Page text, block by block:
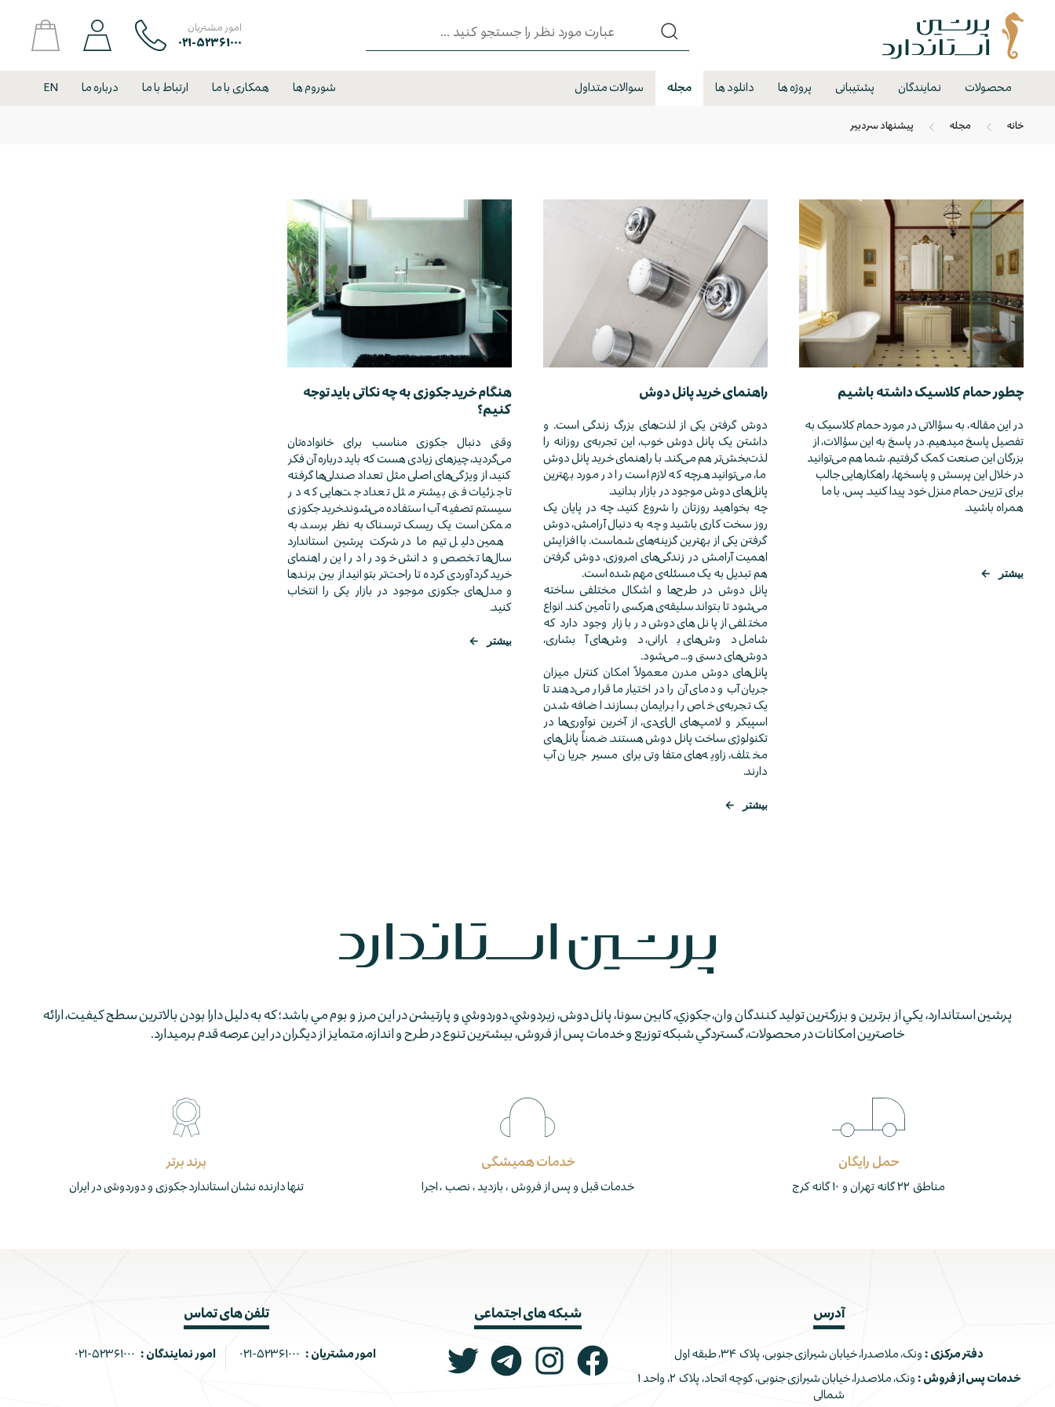
امور مشتریان
۰۲۱-۵۲۳۶۱۰۰۰
محصولات نمایندگان پشتیبانی پروژه ها دانلود ها مجله سوالات متداول شوروم ها همکاری با ما ارتباط با ما درباره ما EN
خانه مجله پیشنهاد سردبیر
چطور حمام کلاسیک داشته باشیم
در این مقاله، به سؤالاتی در مورد حمام کلاسیک به
تفصیل پاسخ می­دهیم. در پاسخ به این سؤالات، از
بزرگان این صنعت کمک گرفتیم. شما هم می­‌توانید
در خلال این پرسش و پاسخ­ها، راهکارهایی جالب
برای تزیین حمام منزل خود پیدا کنید. پس، با ما
همراه باشید.
بیشتر ←
راهنمای خرید پانل دوش
دوش گرفتن یکی از لذت‌های بزرگ زندگی است. و
داشتن یک پانل دوش خوب، این تجربه‌ی روزانه را
لذت‌بخش‌تر هم می‌کند. با راهنمای خرید پانل دوش
ما، می‌توانید هرچه که لازم است را در مورد بهترین
پانل‌های دوش موجود در بازار بدانید.
چه بخواهید روزتان را شروع کنید، چه در پایان یک
روز سخت کاری باشید و چه به دنبال آرامش، دوش
گرفتن یکی از بهترین گزینه‌های شماست. با افزایش
اهمیت آرامش در زندگی‌های امروزی، دوش گرفتن
هم تبدیل به یک مسئله‌ی مهم شده است.
پانل دوش در طرح‌ها و اشکال مختلفی ساخته
می‌شود تا بتواند سلیقه‌ی هرکسی را تأمین کند. انواع
مختلفی از پانل‌های دوش در بازار وجود دارد که
شامل دوش‌های بارانی، دوش‌های آبشاری،
دوش‌های دستی و... می‌شود.
پانل‌های دوش مدرن معمولاً امکان کنترل میزان
جریان آب و دمای آن را در اختیار ما قرار می‌دهند تا
یک تجربه‌ی خاص را برایمان بسازند. اضافه شدن
اسپیکر و لامپ‌های ال‌ای‌دی، از آخرین نوآوری‌ها در
تکنولوژی ساخت پانل دوش هستند. ضمناً پانل‌های
مختلف، زاویه‌های متفاوتی برای مسیر جریان آب
‌دارند.
بیشتر ←
هنگام خرید جکوزی به چه نکاتی باید توجه
کنیم؟
وقتی دنبال جکوزی مناسب برای خانواده‌تان
می‌گردید، چیزهای زیادی هست که باید درباره آن فکر
کنید، از ویژگی‌های اصلی مثل تعداد صندلی‌ها گرفته
تا جزئیات فنی بیشتر مثل تعداد جت‌هایی که در
سیستم تصفیه آب استفاده می‌شوند.خرید جکوزی
ممکن است یک ریسک ترسناک به نظر برسد، به
همین دلیل تیم ما در شرکت پرشین استاندارد
سال‌ها تخصص و دانش خود را در این راهنمای
خرید گردآوردی کرده تا راحت‌تر بتوانید از بین برندها
و مدل‌های جکوزی موجود در بازار یکی را انتخاب
کنید.
بیشتر ←
پرشين استاندارد، يكي از برترين و بزرگترين توليد كنندگان وان، جكوزي، كابين سونا، پانل دوش، زيردوشي، دوردوشي و پارتيشن در اين مرز و بوم مي باشد؛ كه به دليل دارا بودن بالاترين سطح كيفيت، ارائه
خاصترين امكانات در محصولات، گستردگي شبكه توزيع و خدمات پس از فروش، بيشترين تنوع در طرح و اندازه، متمايز از ديگران در اين عرصه قدم برمي­دارد.
حمل رایگان
مناطق ۲۲ گانه تهران و ۱۰ گانه کرج
خدمات همیشگی
خدمات قبل و پس از فروش ، بازدید ، نصب ، اجرا
برند برتر
تنها دارنده نشان استاندارد جکوزی و دوردوشی در ایران
آدرس
دفتر مرکزی : ونک، ملاصدرا، خیابان شیرازی جنوبی، پلاک ۳۴، طبقه اول
خدمات پس از فروش :
ونک، ملاصدرا، خیابان شیرازی جنوبی، کوچه اتحاد، پلاک ۲، واحد ۱
شمالی
شبکه های اجتماعی تلفن های تماس
امور مشتریان : ۰۲۱-۵۲۳۶۱۰۰۰ امور نمایندگان : ۰۲۱-۵۲۳۶۱۰۰۰